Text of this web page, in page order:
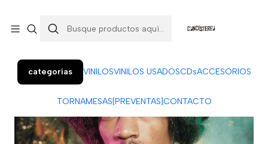
categorías VINILOSVINILOS USADOSCDsACCESORIOS
TORNAMESAS[PREVENTAS]CONTACTO